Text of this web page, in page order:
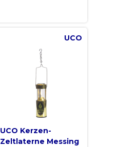
UCO
UCO Kerzen-
Zeltlaterne Messing